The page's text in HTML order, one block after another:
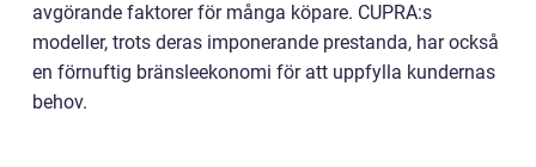
avgörande faktorer för många köpare. CUPRA:s
modeller, trots deras imponerande prestanda, har också
en förnuftig bränsleekonomi för att uppfylla kundernas
behov.